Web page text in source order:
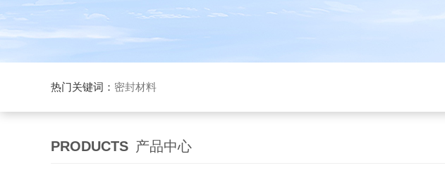
热门关键词： 密封材料
PRODUCTS 产品中心